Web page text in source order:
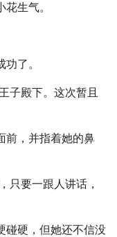
生气。
了。
子殿下。这次暂且
前，并指着她的鼻
只要一跟人讲话，
碰硬，但她还不信没